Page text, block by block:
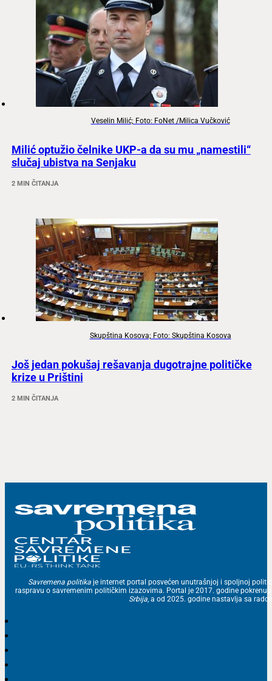
Veselin Milić; Foto: FoNet /Milica Vučković
Milić optužio čelnike UKP-a da su mu „namestili“
slučaj ubistva na Senjaku
2 MIN ČITANJA
Skupština Kosova; Foto: Skupština Kosova
Još jedan pokušaj rešavanja dugotrajne političke
krize u Prištini
2 MIN ČITANJA
Savremena politika je internet portal posvećen unutrašnjoj i spoljnoj
raspravu o savremenim političkim izazovima. Portal je 2017. godine
Srbija , a od 2025. godine nastavlja sa